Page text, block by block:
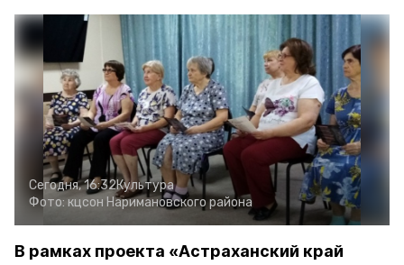
Сегодня, 16:32Культура
Фото: кцсон Наримановского района
В рамках проекта «Астраханский край